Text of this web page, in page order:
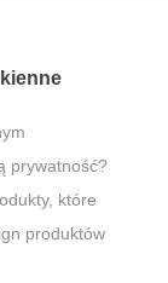
prywatność?
które
produktów